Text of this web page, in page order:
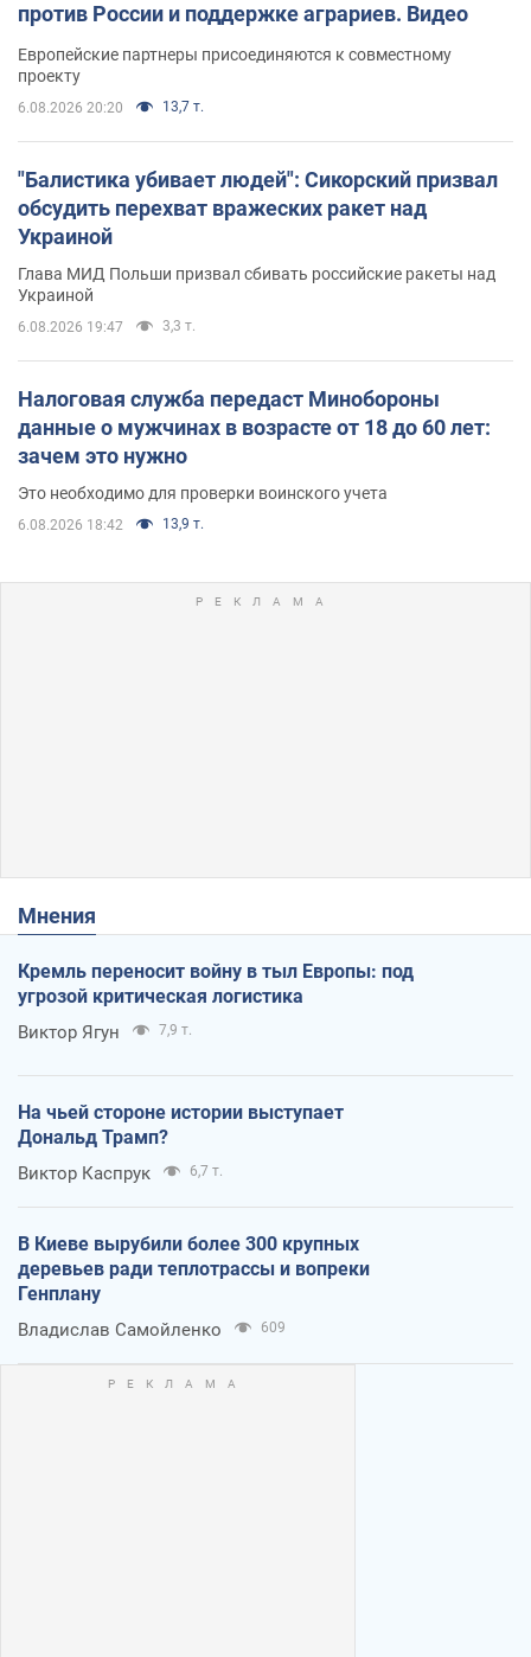
против России и поддержке аграриев. Видео
Европейские партнеры присоединяются к совместному
проекту
6.08.2026 20:20 13,7 т.
"Балистика убивает людей": Сикорский призвал
обсудить перехват вражеских ракет над
Украиной
Глава МИД Польши призвал сбивать российские ракеты над
Украиной
6.08.2026 19:47 3,3 т.
Налоговая служба передаст Минобороны
данные о мужчинах в возрасте от 18 до 60 лет:
зачем это нужно
Это необходимо для проверки воинского учета
6.08.2026 18:42 13,9 т.
Мнения
Кремль переносит войну в тыл Европы: под
угрозой критическая логистика
Виктор Ягун 7,9 т.
На чьей стороне истории выступает
Дональд Трамп?
Виктор Каспрук 6,7 т.
В Киеве вырубили более 300 крупных
деревьев ради теплотрассы и вопреки
Генплану
Владислав Самойленко 609